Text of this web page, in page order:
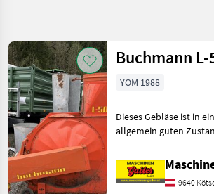
Buchmann L-
YOM 1988
Dieses Gebläse ist in
allgemein guten
und Endverteiler
ausgestattet. Wir
uns auf Ihre Anfrage! Stable
9640